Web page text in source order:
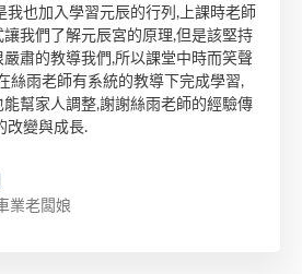
我也加入學習元辰的行列,上課時老師
我們了解元辰宮的原理,但是該堅持
肅的教導我們,所以課堂中時而笑聲
絲雨老師有系統的教導下完成學習,
幫家人調整,謝謝絲雨老師的經驗傳
改變與成長.
業老闆娘